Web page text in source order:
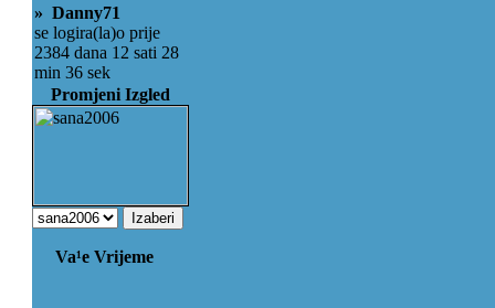
» Danny71
se logira(la)o prije
2384 dana 12 sati 28
min 36 sek
Promjeni Izgled
Va¹e Vrijeme